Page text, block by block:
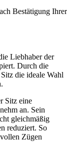
Bestätigung Ihrer
Liebhaber der
Durch die
die ideale Wahl
Sitz eine
an. Sein
gleichmäßig
reduziert. So
Zügen